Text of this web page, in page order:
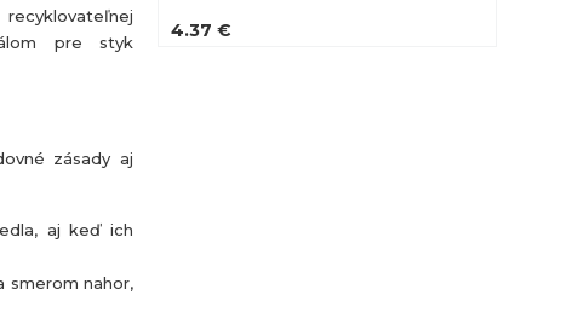
pre styk
zásady aj
aj keď ich
smerom nahor,
4.37 €